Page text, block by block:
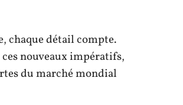
chaque détail compte.
nouveaux impératifs,
du marché mondial